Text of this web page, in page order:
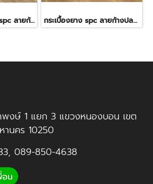
กระเบื้องยาง(รวมปู)spc ลายก้างปลา(LT COTTO-Lagoon) 580฿ กระเบื้องยาง spc ลายก้างปลา(LT COTTO-Lycan) 380฿(สินค้า)
งษ์ 1 แยก 3 แขวงหนองบอน เขต
านคร 10250
, 089-850-4638